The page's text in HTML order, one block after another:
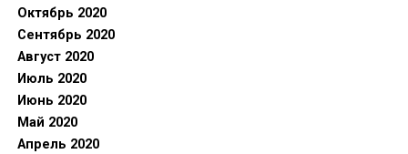
Октябрь 2020
Сентябрь 2020
Август 2020
Июль 2020
Июнь 2020
Май 2020
Апрель 2020